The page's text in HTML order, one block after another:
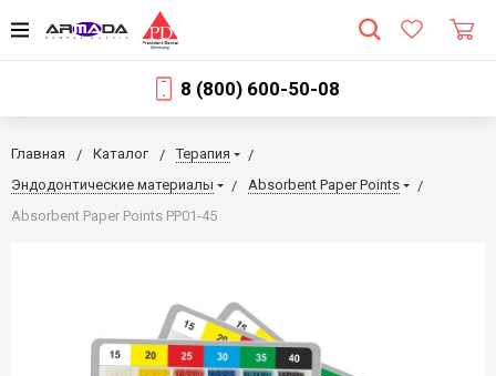
8 (800) 600-50-08
Главная Каталог
Терапия
Эндодонтические материалы
Absorbent Paper Points
Absorbent Paper Points PP01-45